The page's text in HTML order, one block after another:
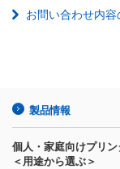
お問い合わせ内
製品情報
個人・家庭向けプリン
＜用途から選ぶ＞